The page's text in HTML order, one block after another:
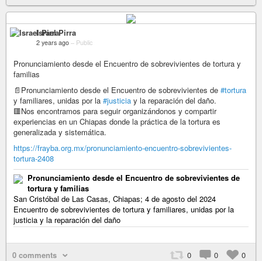
Israel Pirra
2 years ago – Public
Pronunciamiento desde el Encuentro de sobrevivientes de tortura y
familias
📄Pronunciamiento desde el Encuentro de sobrevivientes de #tortura
y familiares, unidas por la #justicia y la reparación del daño.
🟥Nos encontramos para seguir organizándonos y compartir
experiencias en un Chiapas donde la práctica de la tortura es
generalizada y sistemática.
https://frayba.org.mx/pronunciamiento-encuentro-sobrevivientes-
tortura-2408
Pronunciamiento desde el Encuentro de sobrevivientes de
tortura y familias
San Cristóbal de Las Casas, Chiapas; 4 de agosto del 2024
Encuentro de sobrevivientes de tortura y familiares, unidas por la
justicia y la reparación del daño
0 comments 0 0 0